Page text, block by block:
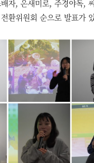
자, 온새미로, 주경야독,
환위원회 순으로 발표가